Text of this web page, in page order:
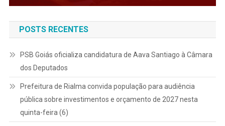
POSTS RECENTES
PSB Goiás oficializa candidatura de Aava Santiago à Câmara
dos Deputados
Prefeitura de Rialma convida população para audiência
pública sobre investimentos e orçamento de 2027 nesta
quinta-feira (6)